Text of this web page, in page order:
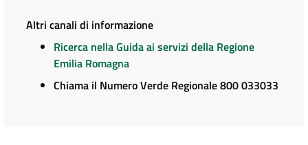
Altri canali di informazione
Ricerca nella Guida ai servizi della Regione
Emilia Romagna
Chiama il Numero Verde Regionale 800 033033